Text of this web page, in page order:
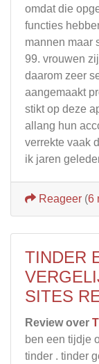
omdat die
functies
mannen maar
99. vrouwen
daarom zeer
aangemaakt
stikt op deze
allang hun
verrekte vaak
ik jaren
Reageer (6
TINDER
SITES
Review over
ben een tijdje
tinder . tinder